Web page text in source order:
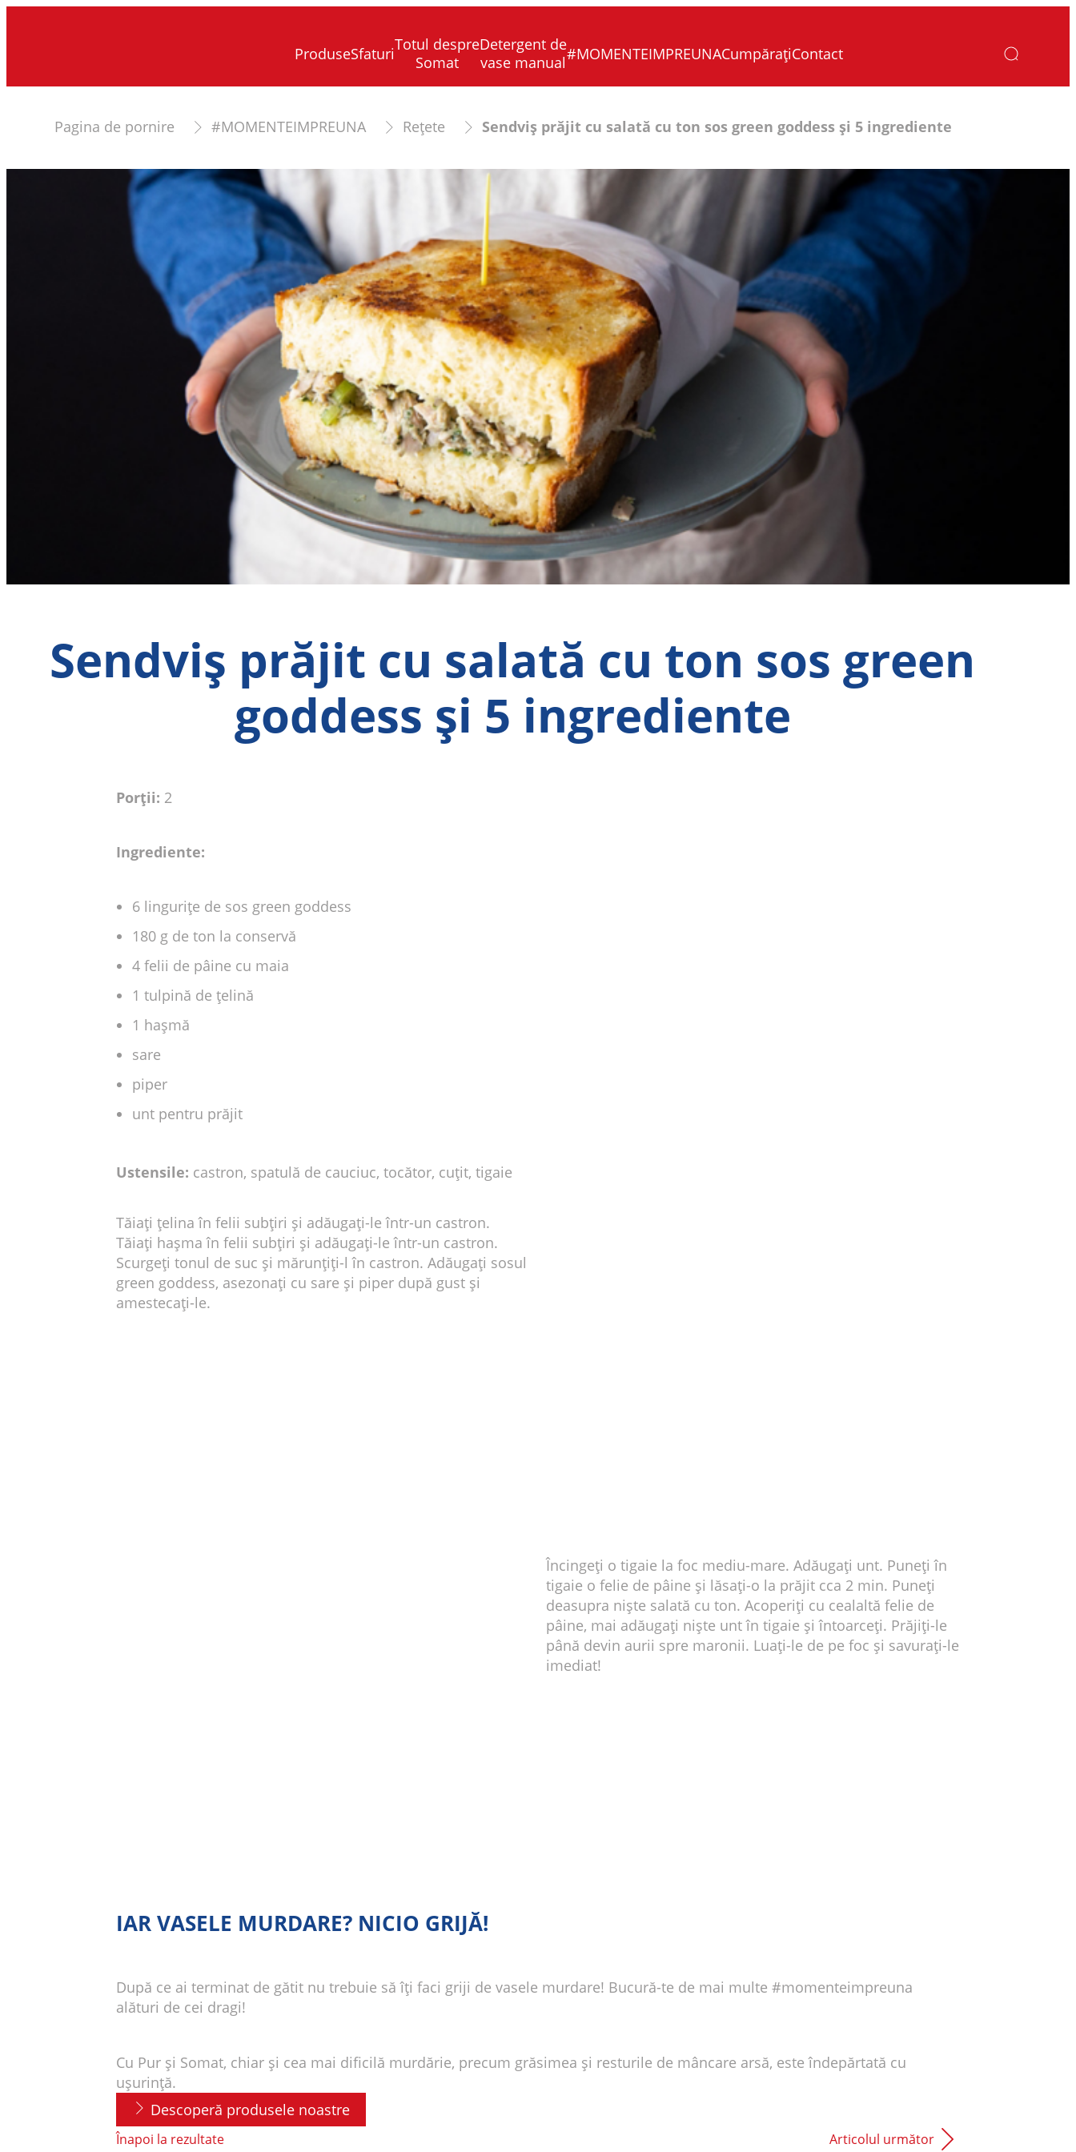
ProduseSfaturiTotul despre
Somat
Detergent de
vase manual#MOMENTEIMPREUNACumpărațiContact
Pagina de pornire #MOMENTEIMPREUNA Rețete Sendviș prăjit cu salată cu ton sos green goddess și 5 ingrediente
Sendviș prăjit cu salată cu ton sos green
goddess și 5 ingrediente
Porții: 2
Ingrediente:
6 lingurițe de sos green goddess
180 g de ton la conservă
4 felii de pâine cu maia
1 tulpină de țelină
1 hașmă
sare
piper
unt pentru prăjit
Ustensile: castron, spatulă de cauciuc, tocător, cuțit, tigaie
Tăiați țelina în felii subțiri și adăugați-le într-un castron.
Tăiați hașma în felii subțiri și adăugați-le într-un castron.
Scurgeți tonul de suc și mărunțiți-l în castron. Adăugați sosul
green goddess, asezonați cu sare și piper după gust și
amestecați-le.
Încingeți o tigaie la foc mediu-mare. Adăugați unt. Puneți în
tigaie o felie de pâine și lăsați-o la prăjit cca 2 min. Puneți
deasupra niște salată cu ton. Acoperiți cu cealaltă felie de
pâine, mai adăugați niște unt în tigaie și întoarceți. Prăjiți-le
până devin aurii spre maronii. Luați-le de pe foc și savurați-le
imediat!
IAR VASELE MURDARE? NICIO GRIJĂ!
După ce ai terminat de gătit nu trebuie să îți faci griji de vasele murdare! Bucură-te de mai multe #momenteimpreuna
alături de cei dragi!
Cu Pur și Somat, chiar și cea mai dificilă murdărie, precum grăsimea și resturile de mâncare arsă, este îndepărtată cu
ușurință.
Descoperă produsele noastre
Înapoi la rezultate Articolul următor